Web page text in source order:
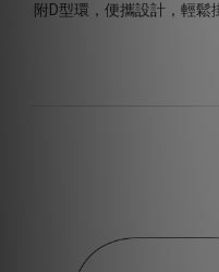
附D型環，便攜設計，輕